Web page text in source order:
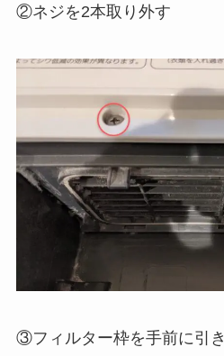
②ネジを2本取り外す
③フィルター枠を手前に引